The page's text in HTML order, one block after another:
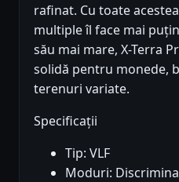
rafinat. Cu toate
multiple îl face mai
său mai mare, X-Terra
solidă pentru monede,
terenuri variate.
Specificații
Tip: VLF
Moduri: